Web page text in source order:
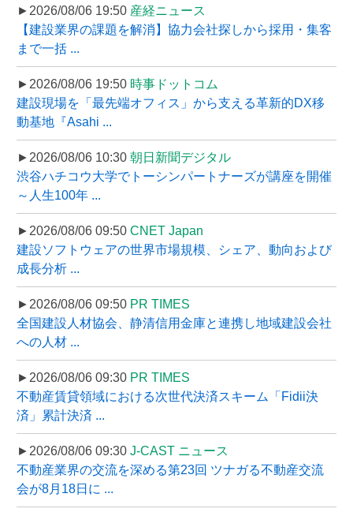
►2026/08/06 19:50 産経ニュース
【建設業界の課題を解消】協力会社探しから採用・集客
まで一括 ...
►2026/08/06 19:50 時事ドットコム
建設現場を「最先端オフィス」から支える革新的DX移
動基地『Asahi ...
►2026/08/06 10:30 朝日新聞デジタル
渋谷ハチコウ大学でトーシンパートナーズが講座を開催
～人生100年 ...
►2026/08/06 09:50 CNET Japan
建設ソフトウェアの世界市場規模、シェア、動向および
成長分析 ...
►2026/08/06 09:50 PR TIMES
全国建設人材協会、静清信用金庫と連携し地域建設会社
への人材 ...
►2026/08/06 09:30 PR TIMES
不動産賃貸領域における次世代決済スキーム「Fidii決
済」累計決済 ...
►2026/08/06 09:30 J-CAST ニュース
不動産業界の交流を深める第23回 ツナガる不動産交流
会が8月18日に ...